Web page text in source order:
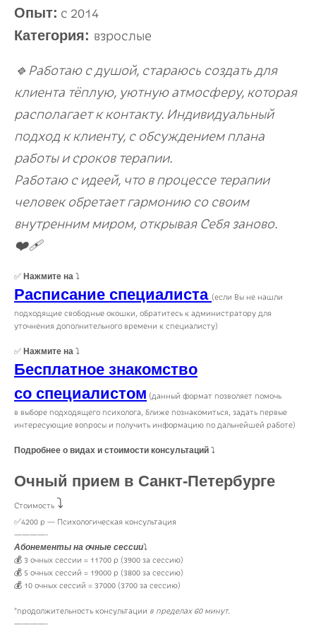
Опыт: с 2014
Категория: взрослые
🔹Работаю с душой, стараюсь создать для
клиента тёплую, уютную атмосферу, которая
располагает к контакту. Индивидуальный
подход к клиенту, с обсуждением плана
работы и сроков терапии.
Работаю с идеей, что в процессе терапии
человек обретает гармонию со своим
внутренним миром, открывая Себя заново.
❤️‍🩹
✅ Нажмите на ⤵️
Расписание специалиста (если Вы не нашли
подходящие свободные окошки, обратитесь к администратору для
уточнения дополнительного времени к специалисту)
✅ Нажмите на ⤵️
Бесплатное знакомство
со специалистом (данный формат позволяет помочь
в выборе подходящего психолога, ближе познакомиться, задать первые
интересующие вопросы и получить информацию по дальнейшей работе)
Подробнее о видах и стоимости консультаций ⤵️
Очный прием в Санкт-Петербурге
Стоимость ⤵️
✅4200 р — Психологическая консультация
————-
Абонементы на очные сессии⤵️
💰 3 очных сессии = 11700 р (3900 за сессию)
💰 5 очных сессий = 19000 р (3800 за сессию)
💰 10 очных сессий = 37000 (3700 за сессию)
*продолжительность консультации в пределах 60 минут.
————-